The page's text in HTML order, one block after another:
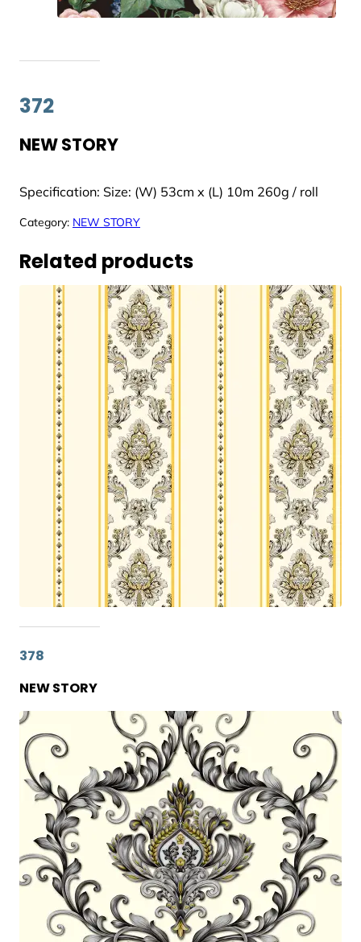
372
NEW STORY
Specification: Size: (W) 53cm x (L) 10m 260g / roll
Category: NEW STORY
Related products
378
NEW STORY